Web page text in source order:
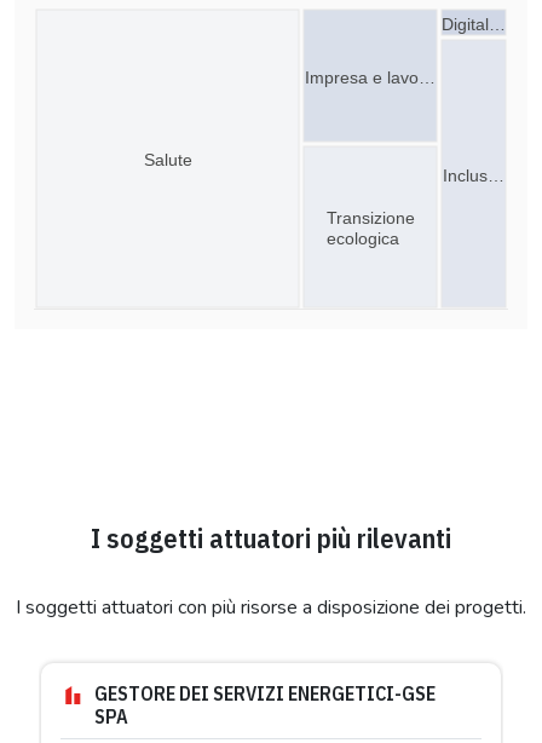
Digital…
Impresa e lavo…
Inclus…
Transizione
ecologica
Salute
I soggetti attuatori più rilevanti
I soggetti attuatori con più risorse a disposizione dei progetti.
GESTORE DEI SERVIZI ENERGETICI-GSE
SPA